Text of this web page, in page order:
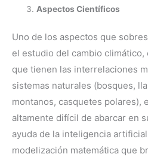
Aspectos Científicos
Uno de los aspectos que
el estudio del cambio
que tienen las interrelaciones
sistemas naturales (bosques,
montanos, casquetes polares),
altamente difícil de abarcar en
ayuda de la inteligencia
modelización matemática que